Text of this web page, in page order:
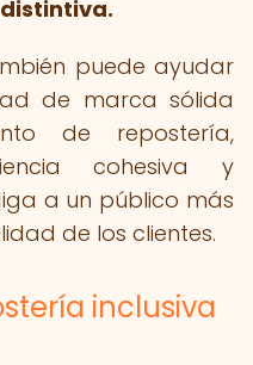
puede ayudar
de marca sólida
de repostería,
cohesiva y
a un público más
de los clientes.
inclusiva